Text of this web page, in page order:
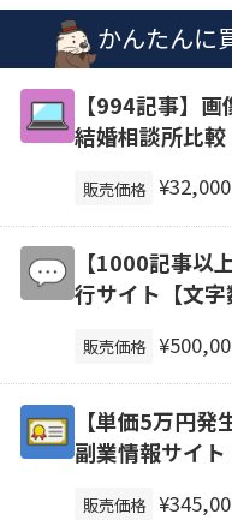
かんたんに
【994記事】
結婚相談所比
販売価格 ¥32,000
【1000記事以
行サイト【文字
販売価格
【単価5万円
副業情報サイ
販売価格